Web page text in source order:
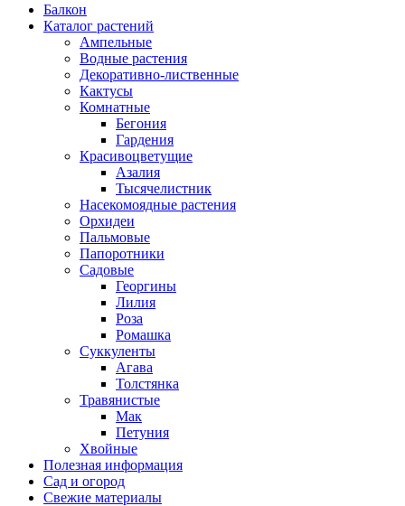
Балкон
Каталог растений
Ампельные
Водные растения
Декоративно-лиственные
Кактусы
Комнатные
Бегония
Гардения
Красивоцветущие
Азалия
Тысячелистник
Насекомоядные растения
Орхидеи
Пальмовые
Папоротники
Садовые
Георгины
Лилия
Роза
Ромашка
Суккуленты
Агава
Толстянка
Травянистые
Мак
Петуния
Хвойные
Полезная информация
Сад и огород
Свежие материалы